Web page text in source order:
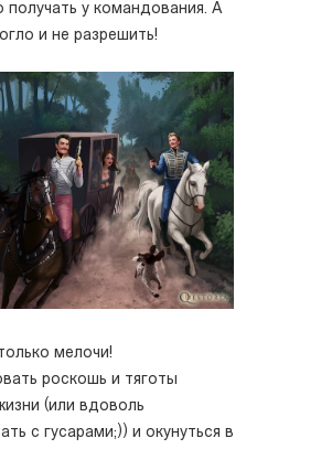
получать у командования. А
и не разрешить!
мелочи!
роскошь и тяготы
(или вдоволь
с гусарами;)) и окунуться в